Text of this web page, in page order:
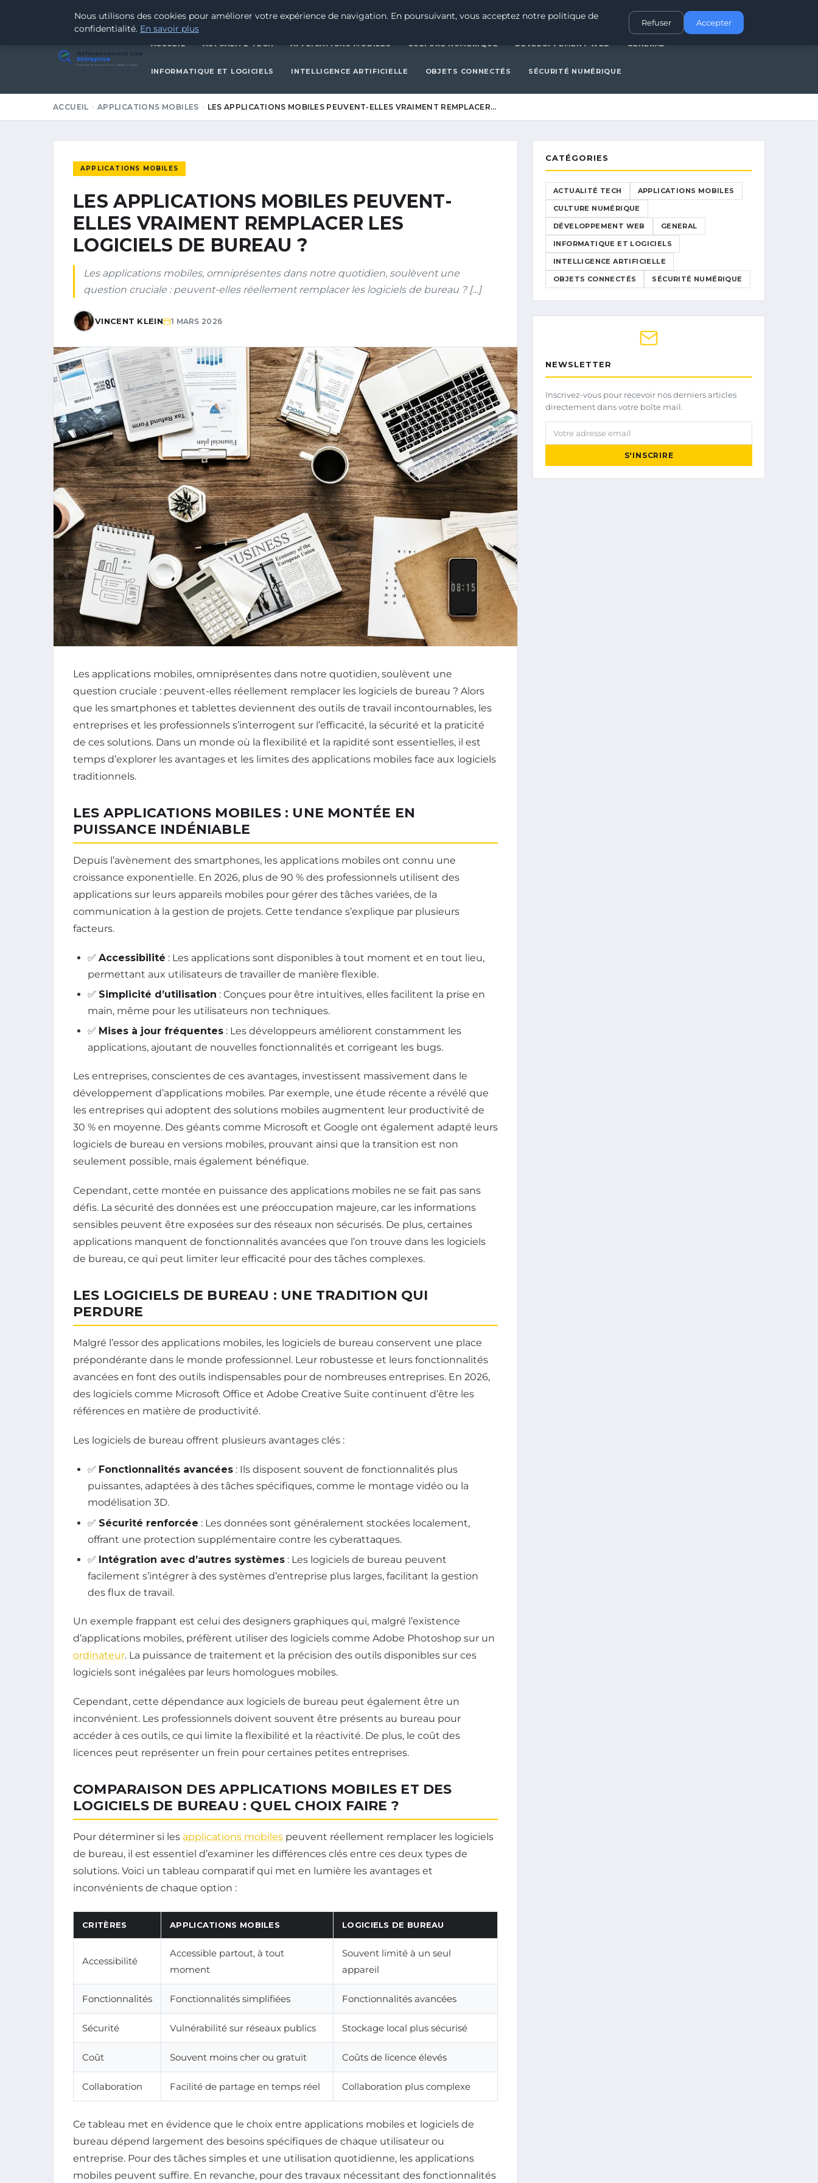
1 MARS 2026 APPLICATIONS MOBILES CULTURE NUMÉRIQUEDÉVELOPPEMENT WEB
Référencement Site
Entreprise
Expertise SEO pour votre visibilité en ligne
ACCUEIL ACTUALITÉ TECH APPLICATIONS MOBILES CULTURE NUMÉRIQUE DÉVELOPPEMENT WEB GENERAL
INFORMATIQUE ET LOGICIELS INTELLIGENCE ARTIFICIELLE OBJETS CONNECTÉS SÉCURITÉ NUMÉRIQUE
ACCUEIL APPLICATIONS MOBILES LES APPLICATIONS MOBILES PEUVENT-ELLES VRAIMENT REMPLACER…
APPLICATIONS MOBILES
LES APPLICATIONS MOBILES PEUVENT-
ELLES VRAIMENT REMPLACER LES
LOGICIELS DE BUREAU ?
Les applications mobiles, omniprésentes dans notre quotidien, soulèvent une
question cruciale : peuvent-elles réellement remplacer les logiciels de bureau ? […]
VINCENT KLEIN 1 MARS 2026
Les applications mobiles, omniprésentes dans notre quotidien, soulèvent une
question cruciale : peuvent-elles réellement remplacer les logiciels de bureau ? Alors
que les smartphones et tablettes deviennent des outils de travail incontournables, les
entreprises et les professionnels s’interrogent sur l’efficacité, la sécurité et la praticité
de ces solutions. Dans un monde où la flexibilité et la rapidité sont essentielles, il est
temps d’explorer les avantages et les limites des applications mobiles face aux logiciels
traditionnels.
LES APPLICATIONS MOBILES : UNE MONTÉE EN
PUISSANCE INDÉNIABLE
Depuis l’avènement des smartphones, les applications mobiles ont connu une
croissance exponentielle. En 2026, plus de 90 % des professionnels utilisent des
applications sur leurs appareils mobiles pour gérer des tâches variées, de la
communication à la gestion de projets. Cette tendance s’explique par plusieurs
facteurs.
✅ Accessibilité : Les applications sont disponibles à tout moment et en tout lieu,
permettant aux utilisateurs de travailler de manière flexible.
✅ Simplicité d’utilisation : Conçues pour être intuitives, elles facilitent la prise en
main, même pour les utilisateurs non techniques.
✅ Mises à jour fréquentes : Les développeurs améliorent constamment les
applications, ajoutant de nouvelles fonctionnalités et corrigeant les bugs.
Les entreprises, conscientes de ces avantages, investissent massivement dans le
développement d’applications mobiles. Par exemple, une étude récente a révélé que
les entreprises qui adoptent des solutions mobiles augmentent leur productivité de
30 % en moyenne. Des géants comme Microsoft et Google ont également adapté leurs
logiciels de bureau en versions mobiles, prouvant ainsi que la transition est non
seulement possible, mais également bénéfique.
Cependant, cette montée en puissance des applications mobiles ne se fait pas sans
défis. La sécurité des données est une préoccupation majeure, car les informations
sensibles peuvent être exposées sur des réseaux non sécurisés. De plus, certaines
applications manquent de fonctionnalités avancées que l’on trouve dans les logiciels
de bureau, ce qui peut limiter leur efficacité pour des tâches complexes.
LES LOGICIELS DE BUREAU : UNE TRADITION QUI
PERDURE
Malgré l’essor des applications mobiles, les logiciels de bureau conservent une place
prépondérante dans le monde professionnel. Leur robustesse et leurs fonctionnalités
avancées en font des outils indispensables pour de nombreuses entreprises. En 2026,
des logiciels comme Microsoft Office et Adobe Creative Suite continuent d’être les
références en matière de productivité.
Les logiciels de bureau offrent plusieurs avantages clés :
✅ Fonctionnalités avancées : Ils disposent souvent de fonctionnalités plus
puissantes, adaptées à des tâches spécifiques, comme le montage vidéo ou la
modélisation 3D.
✅ Sécurité renforcée : Les données sont généralement stockées localement,
offrant une protection supplémentaire contre les cyberattaques.
✅ Intégration avec d’autres systèmes : Les logiciels de bureau peuvent
facilement s’intégrer à des systèmes d’entreprise plus larges, facilitant la gestion
des flux de travail.
Un exemple frappant est celui des designers graphiques qui, malgré l’existence
d’applications mobiles, préfèrent utiliser des logiciels comme Adobe Photoshop sur un
ordinateur. La puissance de traitement et la précision des outils disponibles sur ces
logiciels sont inégalées par leurs homologues mobiles.
Cependant, cette dépendance aux logiciels de bureau peut également être un
inconvénient. Les professionnels doivent souvent être présents au bureau pour
accéder à ces outils, ce qui limite la flexibilité et la réactivité. De plus, le coût des
licences peut représenter un frein pour certaines petites entreprises.
COMPARAISON DES APPLICATIONS MOBILES ET DES
LOGICIELS DE BUREAU : QUEL CHOIX FAIRE ?
Pour déterminer si les applications mobiles peuvent réellement remplacer les logiciels
de bureau, il est essentiel d’examiner les différences clés entre ces deux types de
solutions. Voici un tableau comparatif qui met en lumière les avantages et
inconvénients de chaque option :
CRITÈRES APPLICATIONS MOBILES LOGICIELS DE BUREAU
Accessibilité
Accessible partout, à tout
moment
Souvent limité à un seul
appareil
Fonctionnalités Fonctionnalités simplifiées Fonctionnalités avancées
Sécurité Vulnérabilité sur réseaux publics Stockage local plus sécurisé
Coût Souvent moins cher ou gratuit Coûts de licence élevés
Collaboration Facilité de partage en temps réel Collaboration plus complexe
Ce tableau met en évidence que le choix entre applications mobiles et logiciels de
bureau dépend largement des besoins spécifiques de chaque utilisateur ou
entreprise. Pour des tâches simples et une utilisation quotidienne, les applications
mobiles peuvent suffire. En revanche, pour des travaux nécessitant des fonctionnalités
CATÉGORIES
ACTUALITÉ TECH APPLICATIONS MOBILES
CULTURE NUMÉRIQUE
DÉVELOPPEMENT WEB GENERAL
INFORMATIQUE ET LOGICIELS
INTELLIGENCE ARTIFICIELLE
OBJETS CONNECTÉS SÉCURITÉ NUMÉRIQUE
NEWSLETTER
Inscrivez-vous pour recevoir nos derniers articles
directement dans votre boîte mail.
Votre adresse email
S'INSCRIRE
Nous utilisons des cookies pour améliorer votre expérience de navigation. En poursuivant, vous acceptez notre politique de
confidentialité. En savoir plus
Refuser Accepter